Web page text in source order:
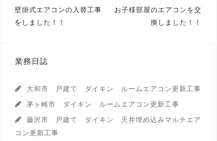
投
稿
ビ
ー
シ
ョ
壁掛式エアコンの入替工事
をしました！！
お子様部屋のエアコンを交
換しました！！
業務日誌
大和市 戸建て ダイキン ルームエアコン更新工事
茅ヶ崎市 ダイキン ルームエアコン更新工事
藤沢市 戸建て ダイキン 天井埋め込みマルチエア
コン更新工事